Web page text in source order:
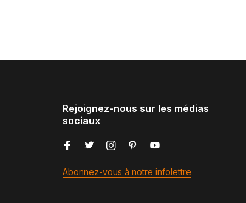
Rejoignez-nous sur les médias
sociaux
Abonnez-vous à notre infolettre